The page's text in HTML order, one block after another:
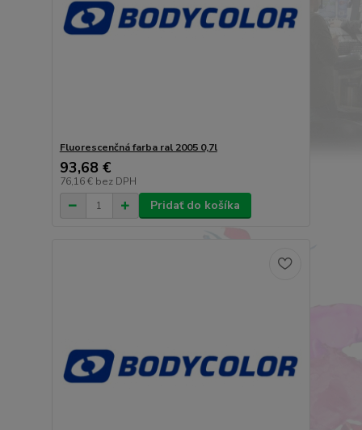
Fluorescenčná farba ral 2005 0,7l
93,68 €
76,16 € bez DPH
Pridať do košíka